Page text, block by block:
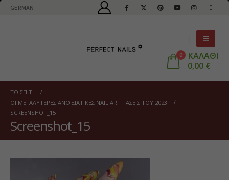
GERMAN
0
ΚΑΛΑΘΙ
0,00 €
ΤΟ ΣΠΊΤΙ
ΟΙ ΜΕΓΑΛΎΤΕΡΕΣ ΑΝΟΙΞΙΆΤΙΚΕΣ NAIL ART ΤΆΣΕΙΣ ΤΟΥ 2023
SCREENSHOT_15
Screenshot_15